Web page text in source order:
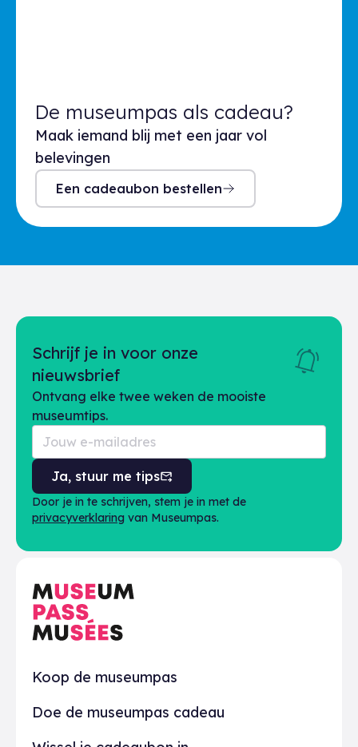
De museumpas als cadeau?
Maak iemand blij met een jaar vol
belevingen
Een cadeaubon bestellen
Praktisch
Koop de museumpas
Doe de museumpas cadeau
Schrijf je in voor onze
nieuwsbrief
Ontvang elke twee weken de mooiste
museumtips.
Ja, stuur me tips
Door je in te schrijven, stem je in met de
privacyverklaring van Museumpas.